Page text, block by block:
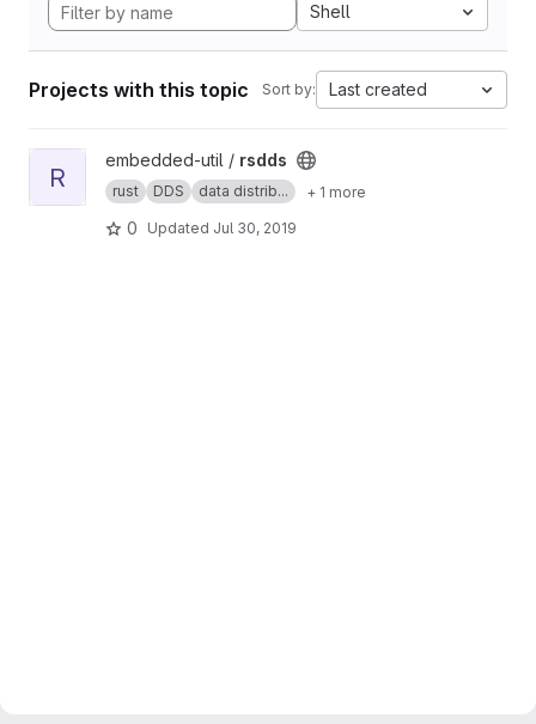
Shell
Projects with this topic Sort by: Last created
View rsdds project
R
embedded-util / rsdds
rust DDS data distrib... + 1 more
0 Updated Jul 30, 2019